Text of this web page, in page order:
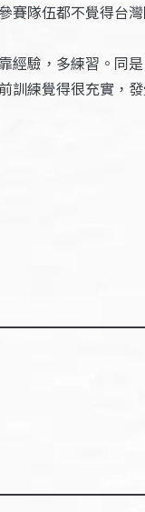
隊伍都不覺得台
驗，多練習。同
練覺得很充實，